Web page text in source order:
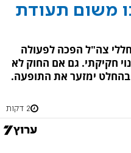
משום תעודת
צה"ל הפכה לפעולה
חקיקתי. גם אם החוק לא
ימזער את התופעה.
2 דקות